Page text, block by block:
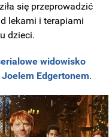
się przeprowadzić
lekami i terapiami
dzieci.
widowisko
Edgertonem.